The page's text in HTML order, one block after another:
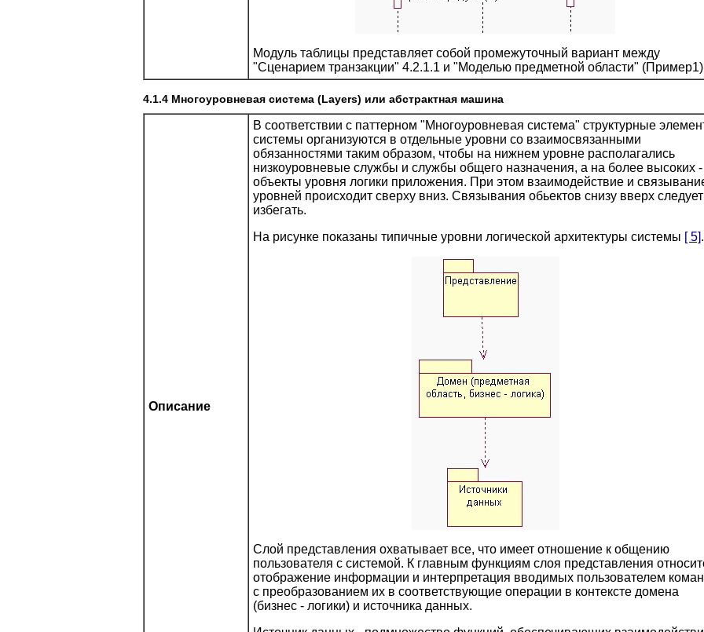
Модуль таблицы представляет собой промежуточный вариант между
"Сценарием транзакции" 4.2.1.1 и "Моделью предметной области"
4.1.4 Многоуровневая система (Layers) или абстрактная машина
Описание
В соответствии с паттерном "Многоуровневая система" структурные
системы организуются в отдельные уровни со взаимосвязанными
обязанностями таким образом, чтобы на нижнем уровне располагались
низкоуровневые службы и службы общего назначения, а на более высоких -
объекты уровня логики приложения. При этом взаимодействие и
уровней происходит сверху вниз. Связывания обьектов снизу вверх следует
избегать.
На рисунке показаны типичные уровни логической архитектуры системы [ 5].
Слой представления охватывает все, что имеет отношение к общению
пользователя с системой. К главным функциям слоя представления
отображение информации и интерпретация вводимых пользователем
с преобразованием их в соответствующие операции в контексте домена
(бизнес - логики) и источника данных.